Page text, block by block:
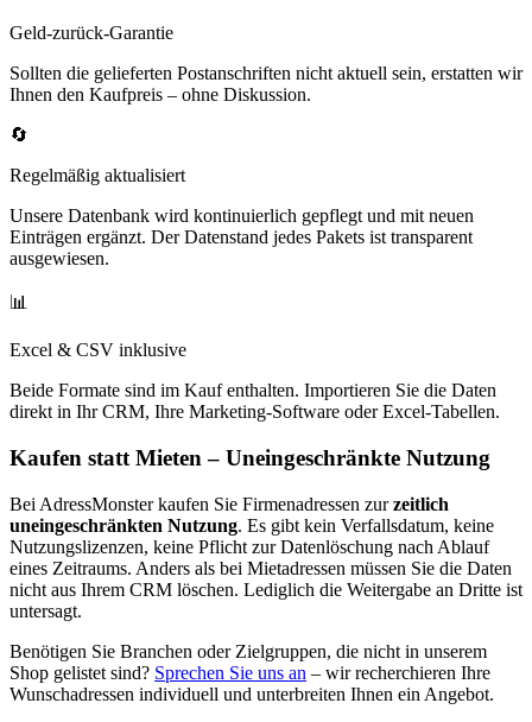
Geld-zurück-Garantie
Sollten die gelieferten Postanschriften nicht aktuell sein, erstatten wir
Ihnen den Kaufpreis – ohne Diskussion.
🔄
Regelmäßig aktualisiert
Unsere Datenbank wird kontinuierlich gepflegt und mit neuen
Einträgen ergänzt. Der Datenstand jedes Pakets ist transparent
ausgewiesen.
📊
Excel & CSV inklusive
Beide Formate sind im Kauf enthalten. Importieren Sie die Daten
direkt in Ihr CRM, Ihre Marketing-Software oder Excel-Tabellen.
Kaufen statt Mieten – Uneingeschränkte Nutzung
Bei AdressMonster kaufen Sie Firmenadressen zur zeitlich
uneingeschränkten Nutzung. Es gibt kein Verfallsdatum, keine
Nutzungslizenzen, keine Pflicht zur Datenlöschung nach Ablauf
eines Zeitraums. Anders als bei Mietadressen müssen Sie die Daten
nicht aus Ihrem CRM löschen. Lediglich die Weitergabe an Dritte ist
untersagt.
Benötigen Sie Branchen oder Zielgruppen, die nicht in unserem
Shop gelistet sind? Sprechen Sie uns an – wir recherchieren Ihre
Wunschadressen individuell und unterbreiten Ihnen ein Angebot.